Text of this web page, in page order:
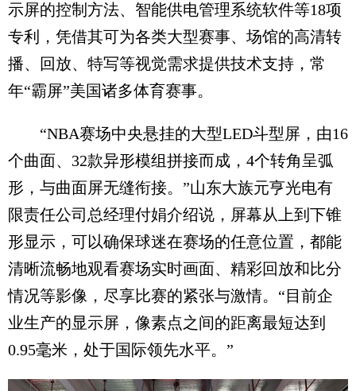
示屏的控制方法、智能供电管理系统软件等18项
专利，凭借其可为各类大型赛事、场馆的高清转
播、回放、特写等视觉需求提供技术支持，常
年“霸屏”美国诸多体育赛事。
“NBA赛场中央悬挂的大型LED斗型屏，由16
个曲面、32款异形模组拼接而成，4个转角呈弧
形，与曲面屏无缝衔接。”山东大族元亨光电有
限责任公司总经理付娟介绍说，屏幕从上到下锥
形显示，可以确保球迷在赛场的任意位置，都能
清晰流畅地观看赛场实时画面、精彩回放和比分
情况等影像，尽享比赛的紧张与激情。“目前企
业生产的显示屏，像素点之间的距离最短达到
0.95毫米，处于国际领先水平。”